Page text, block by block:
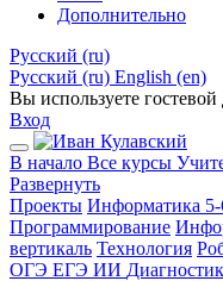
Дополнительно
Русский ‎(ru)‎
Русский ‎(ru)‎ English ‎(en)‎
Вы используете гостевой
Вход
В начало Все курсы
Развернуть
Проекты Информатика
Программирование
вертикаль Технология
ОГЭ ЕГЭ ИИ